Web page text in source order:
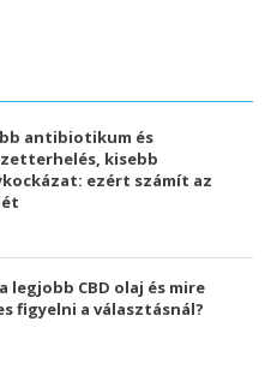
antibiotikum és
kisebb
ezért számít az
legjobb CBD olaj és mire
figyelni a választásnál?